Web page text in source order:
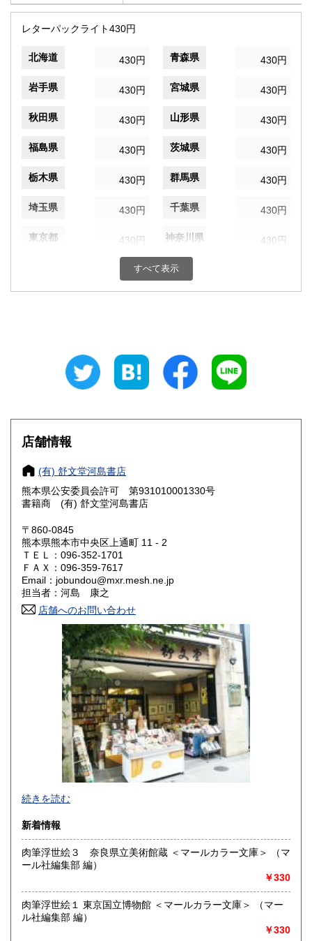
レターパックライト430円
北海道 430円 青森県 430円
岩手県 430円 宮城県 430円
秋田県 430円 山形県 430円
福島県 430円 茨城県 430円
栃木県 430円 群馬県 430円
埼玉県 430円 千葉県 430円
東京都 430円 神奈川県 430円
430円 富山県
静岡県
430円 三重県
滋賀県 430円 京都府 430円
大阪府
奈良県
鳥取県 430円
岡山県 430円
山口県 430円
香川県
430円 福岡県
430円 長崎県
430円 大分県
430円 鹿児島県
430円
すべて表示
店舗情報
(有) 舒文堂河島書店
熊本県公安委員会許可 第931010001330号
書籍商 (有) 舒文堂河島書店
〒860-0845
熊本県熊本市中央区上通町 11 - 2
ＴＥＬ：096-352-1701
ＦＡＸ：096-359-7617
Email：jobundou@mxr.mesh.ne.jp
担当者：河島 康之
店舗へのお問い合わせ
明治10年創業。九州の郷土誌、特に熊本の郷土誌を中心に揃
えております。その他古典籍、和本、古文書、自筆物から歴
沿線名：JR および 熊本市電
最寄駅：熊本駅より熊本市電に乗り換えて「通町筋」電停下
車徒歩5分
定休日：毎週火曜日
書籍の買取について
続きを読む
新着情報
肉筆浮世絵３ 奈良県立美術館蔵 ＜マールカラー文庫＞ （マ
ール社編集部 編）
￥330
肉筆浮世絵１ 東京国立博物館 ＜マールカラー文庫＞ （マー
ル社編集部 編）
￥330